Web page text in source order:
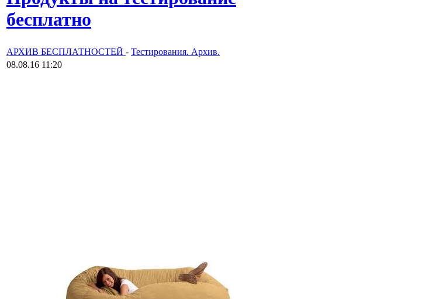
бесплатно
АРХИВ БЕСПЛАТНОСТЕЙ - Тестирования. Архив.
08.08.16 11:20